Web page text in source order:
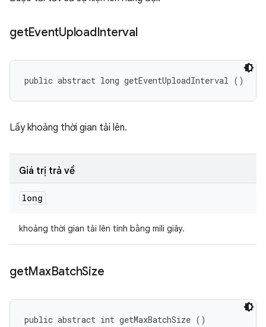
getEventUploadInterval
public abstract long getEventUploadInterval ()
Lấy khoảng thời gian tải lên.
Giá trị trả về
long
khoảng thời gian tải lên tính bằng mili giây.
getMaxBatchSize
public abstract int getMaxBatchSize ()